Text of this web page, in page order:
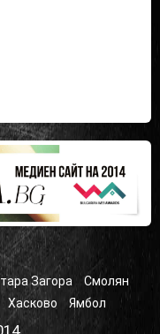
Загора
Смолян
Хасково Ямбол